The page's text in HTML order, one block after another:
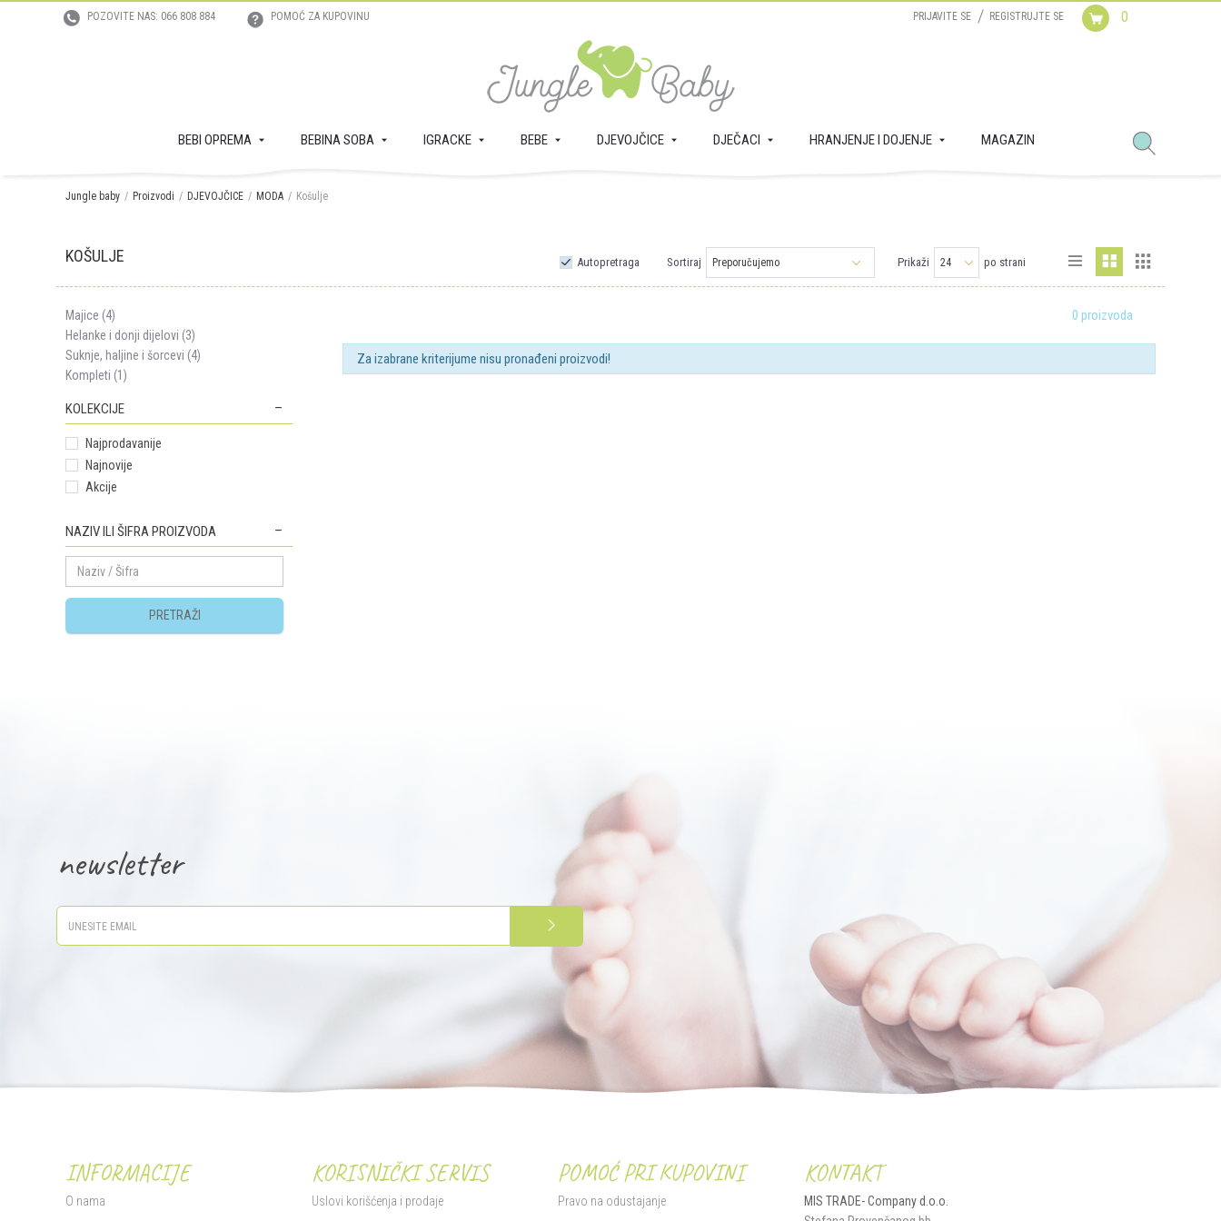
POZOVITE NAS: 066 808 884 POMOĆ ZA KUPOVINU 0
PRIJAVITE SE REGISTRUJTE SE
BEBI OPREMA BEBINA SOBA IGRACKE BEBE DJEVOJČICE DJEČACI HRANJENJE I DOJENJE MAGAZIN
Jungle baby Proizvodi DJEVOJČICE MODA Košulje
KOŠULJE Autopretraga Sortiraj Prikaži po strani
Majice (4)
Helanke i donji dijelovi (3)
Suknje, haljine i šorcevi (4)
Kompleti (1)
KOLEKCIJE
Najprodavanije
Najnovije
Akcije
NAZIV ILI ŠIFRA PROIZVODA
PRETRAŽI
0 proizvoda
Za izabrane kriterijume nisu pronađeni proizvodi!
newsletter
PRIJAVITE SE
INFORMACIJE
O nama
KORISNIČKI SERVIS
Uslovi korišćenja i prodaje
POMOĆ PRI KUPOVINI
Pravo na odustajanje
KONTAKT
MIS TRADE- Company d.o.o.